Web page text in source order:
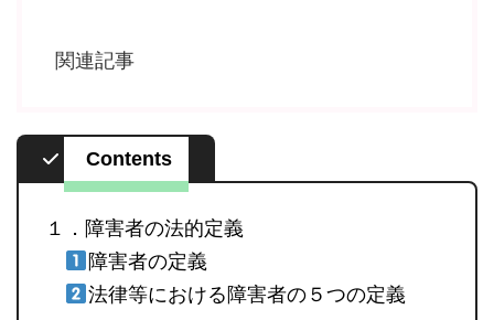
関連記事
Contents
１．障害者の法的定義
障害者の定義
法律等における障害者の５つの定義